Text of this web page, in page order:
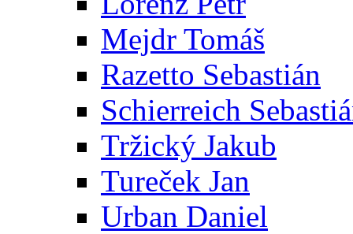
Mejdr Tomáš
Razetto Sebastián
Schierreich
Tržický Jakub
Tureček Jan
Urban Daniel